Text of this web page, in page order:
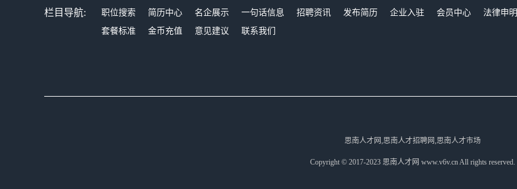
栏目导航: 职位搜索 简历中心 名企展示 一句话信息 招聘资讯 发布简历 企业入驻 会员中心
法律申明
套餐标准
金币充值 意见建议 联系我们
思南人才网,思南人才招聘网,思南人才市场
Copyright © 2017-2023 思南人才网 www.v6v.cn All rights reserved.